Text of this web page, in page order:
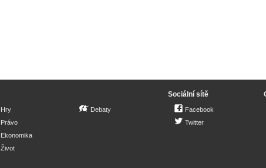
Hry
Právo
Ekonomika
Život
Debaty
Sociální sítě
Facebook
Twitter